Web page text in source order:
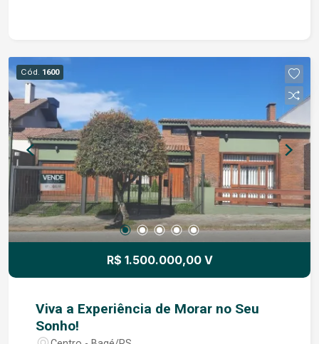
livre. E a localização? Simplesmente perfeita!
Você estará a poucos passos de farmácias,
mercados e todas as comodidades que tornam a
vida mais prática e agradável. Tudo que você
precisa para aproveitar o melhor da cidade está
ao seu alcance. Venha conhecer essa joia rara e
deixe-se encantar por um lugar que tem tudo para
ser seu próximo lar. Entre e sinta-se em casa.
Cód. 1600
R$ 1.500.000,00 V
Viva a Experiência de Morar no Seu
Sonho!